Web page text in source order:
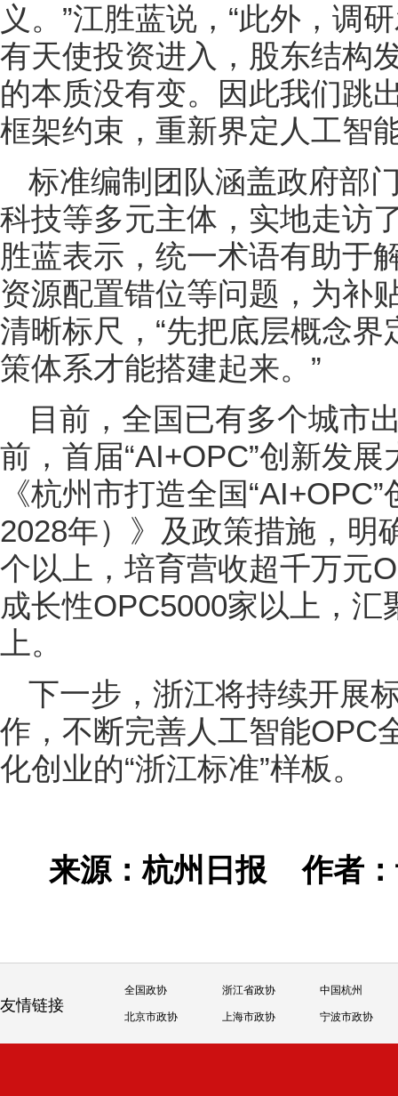
义。”江胜蓝说，“此外，调
有天使投资进入，股东结构
的本质没有变。因此我们跳
框架约束，重新界定人工智
标准编制团队涵盖政府部
科技等多元主体，实地走访
胜蓝表示，统一术语有助于
资源配置错位等问题，为补
清晰标尺，“先把底层概念
策体系才能搭建起来。”
目前，全国已有多个城市
前，首届“AI+OPC”创新发
《杭州市打造全国
2028年）》及政策措施，明
个以上，培育营收超千万元
成长性OPC5000家以上，
上。
下一步，浙江将持续开展
作，不断完善人工智能OPC
化创业的“浙江标准”样板。
来源：杭州日报作者
友情链接
全国政协 浙江省政协 中国杭州
北京市政协 上海市政协 宁波市政协